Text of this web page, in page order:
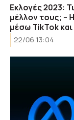
Eκλογές 2023:
μέλλον τους; –
μέσω TikTok
22/06 13:04